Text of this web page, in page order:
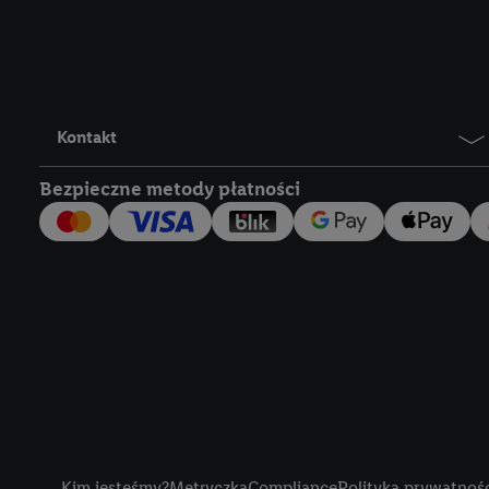
Kontakt
Bezpieczne metody płatności
Lidl Plus, możemy
wymienionych
następnie
użytkownika w
my i jeden z innych
Użytkownik upoważnia
usługach Lidl. Utiq
tak, Utiq udostępni
numeru
wykorzystany do
szczególności
obsługiwanych przez
korzystanie z
lub